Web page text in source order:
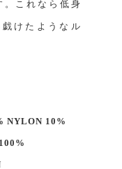
。これなら低身
けたようなル
NYLON 10%